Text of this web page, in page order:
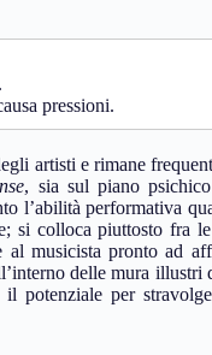
pressioni.
artisti e rimane
, sia sul piano
l’abilità performativa
si colloca piuttosto fra
al musicista pronto ad
delle mura illustri
per